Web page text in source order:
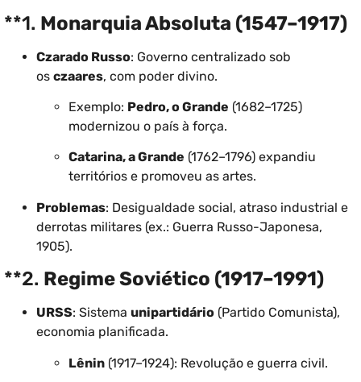
**1. Monarquia Absoluta (1547–1917)
Czarado Russo: Governo centralizado sob
os czaares, com poder divino.
Exemplo: Pedro, o Grande (1682–1725)
modernizou o país à força.
Catarina, a Grande (1762–1796) expandiu
territórios e promoveu as artes.
Problemas: Desigualdade social, atraso industrial e
derrotas militares (ex.: Guerra Russo-Japonesa,
1905).
**2. Regime Soviético (1917–1991)
URSS: Sistema unipartidário (Partido Comunista),
economia planificada.
Lênin (1917–1924): Revolução e guerra civil.